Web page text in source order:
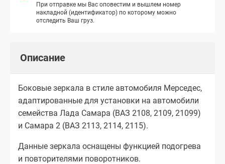
При отправке мы Вас оповестим и вышлем номер
накладной (идентификатор) по которому можно
отследить Ваш груз.
Описание
Боковые зеркала в стиле автомобиля Мерседес,
адаптированные для установки на автомобили
семейства Лада Самара (ВАЗ 2108, 2109, 21099)
и Самара 2 (ВАЗ 2113, 2114, 2115).
Данные зеркала оснащены функцией подогрева
и повторителями поворотников.